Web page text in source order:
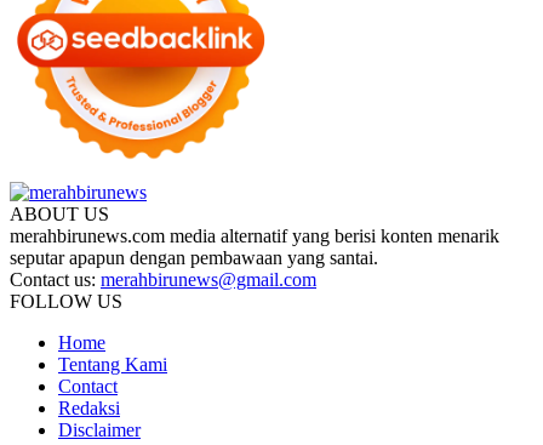
ABOUT US
merahbirunews.com media alternatif yang berisi konten menarik
seputar apapun dengan pembawaan yang santai.
Contact us: merahbirunews@gmail.com
FOLLOW US
Home
Tentang Kami
Contact
Redaksi
Disclaimer